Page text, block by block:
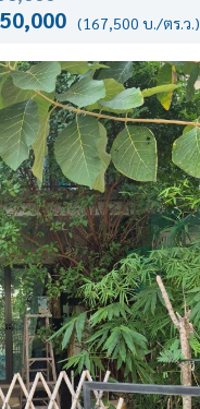
(167,500 บ./ตร.ว.)